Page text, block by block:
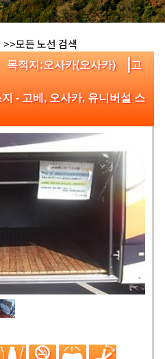
>>모든 노선 검색
목적지:오사카(오사카) |고
- 고베, 오사카, 유니버설 스